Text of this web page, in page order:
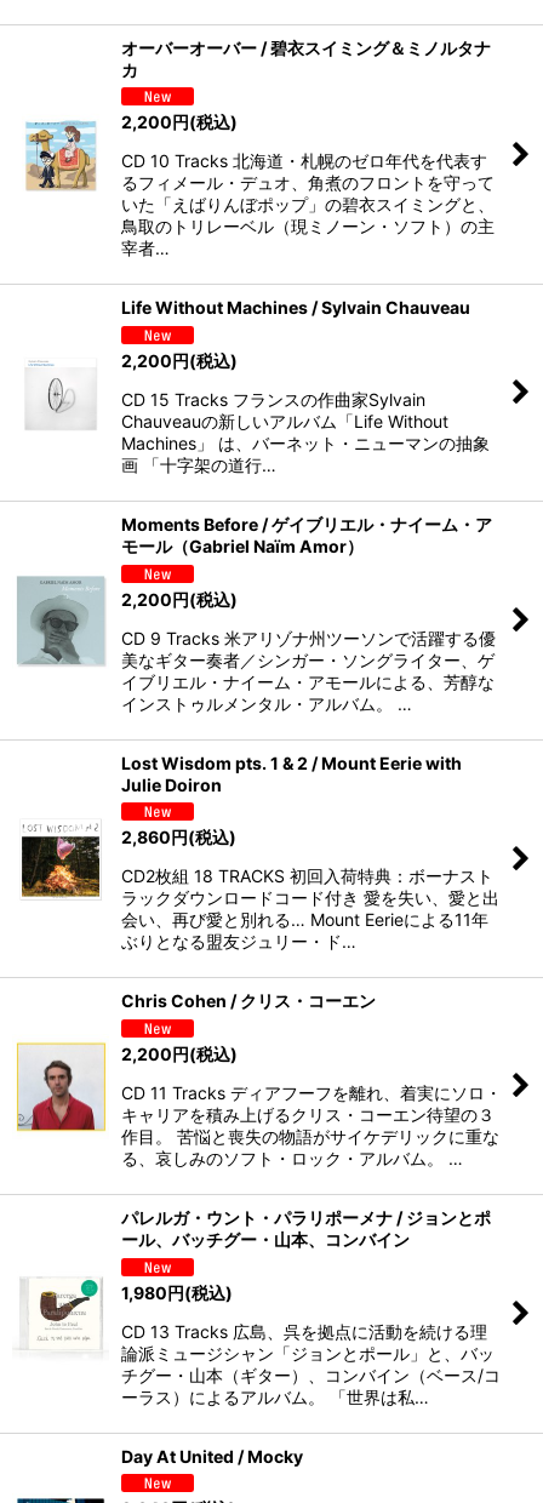
オーバーオーバー / 碧衣スイミング＆ミノルタナ
カ
2,200 円(税込)
CD 10 Tracks 北海道・札幌のゼロ年代を代表す
るフィメール・デュオ、角煮のフロントを守って
いた「えばりんぼポップ」の碧衣スイミングと、
鳥取のトリレーベル（現ミノーン・ソフト）の主
宰者…
Life Without Machines / Sylvain Chauveau
2,200円(税込)
CD 15 Tracks フランスの作曲家Sylvain
Chauveauの新しいアルバム「Life Without
Machines」 は、バーネット・ニューマンの抽象
画 「十字架の道行…
Moments Before / ゲイブリエル・ナイーム・ア
モール（Gabriel Naïm Amor）
2,200円(税込)
CD 9 Tracks 米アリゾナ州ツーソンで活躍する優
美なギター奏者／シンガー・ソングライター、ゲ
イブリエル・ナイーム・アモールによる、芳醇な
インストゥルメンタル・アルバム。 …
Lost Wisdom pts. 1 & 2 / Mount Eerie with
Julie Doiron
2,860 円(税込)
CD2枚組 18 TRACKS 初回入荷特典：ボーナスト
ラックダウンロードコード付き 愛を失い、愛と出
会い、再び愛と別れる… Mount Eerieによる11年
ぶりとなる盟友ジュリー・ド…
Chris Cohen / クリス・コーエン
2,200円(税込)
CD 11 Tracks ディアフーフを離れ、着実にソロ・
キャリアを積み上げるクリス・コーエン待望の３
作目。 苦悩と喪失の物語がサイケデリックに重な
る、哀しみのソフト・ロック・アルバム。 …
パレルガ・ウント・パラリポーメナ / ジョンとポ
ール、バッチグー・山本、コンバイン
1,980円(税込)
CD 13 Tracks 広島、呉を拠点に活動を続ける理
論派ミュージシャン「ジョンとポール」と、バッ
チグー・山本（ギター）、コンバイン（ベース/コ
ーラス）によるアルバム。 「世界は私…
Day At United / Mocky